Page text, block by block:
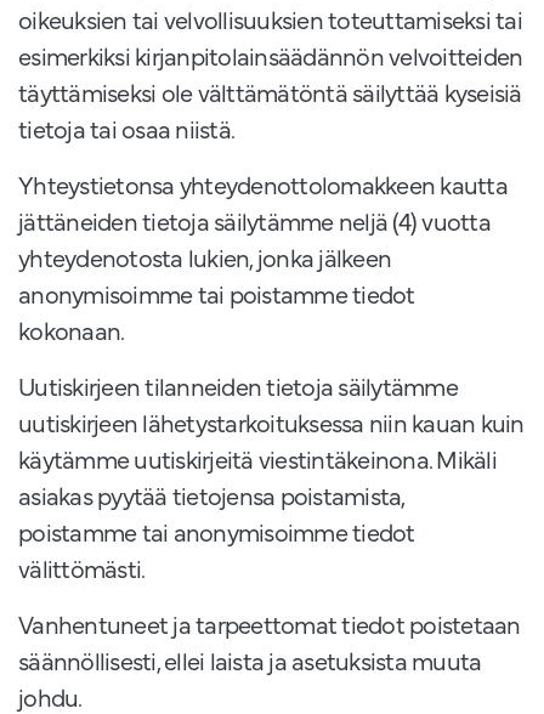
oikeuksien tai velvollisuuksien toteuttamiseksi tai
esimerkiksi kirjanpitolainsäädännön velvoitteiden
täyttämiseksi ole välttämätöntä säilyttää kyseisiä
tietoja tai osaa niistä.
Yhteystietonsa yhteydenottolomakkeen kautta
jättäneiden tietoja säilytämme neljä (4) vuotta
yhteydenotosta lukien, jonka jälkeen
anonymisoimme tai poistamme tiedot
kokonaan.
Uutiskirjeen tilanneiden tietoja säilytämme
uutiskirjeen lähetystarkoituksessa niin kauan kuin
käytämme uutiskirjeitä viestintäkeinona. Mikäli
asiakas pyytää tietojensa poistamista,
poistamme tai anonymisoimme tiedot
välittömästi.
Vanhentuneet ja tarpeettomat tiedot poistetaan
säännöllisesti, ellei laista ja asetuksista muuta
johdu.